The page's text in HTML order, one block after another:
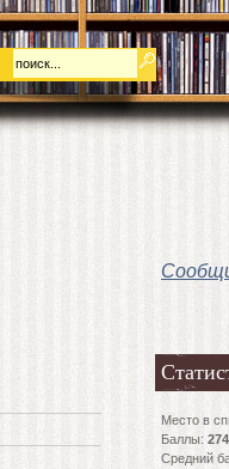
Место в
Баллы:
Средний